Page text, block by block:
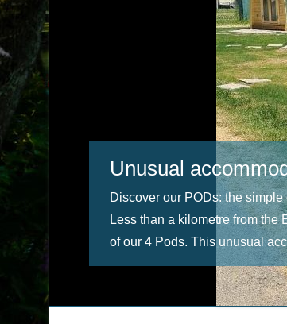
Unusual
Discover our PODs: the
Less than a kilometre from the
of our 4 Pods. This unusual